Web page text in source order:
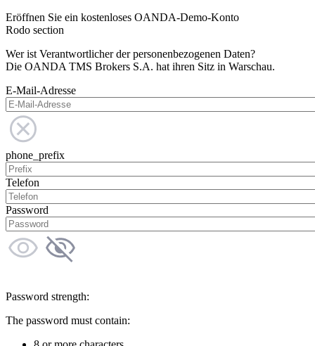
Eröffnen Sie ein kostenloses OANDA-Demo-Konto
Rodo section
Wer ist Verantwortlicher der personenbezogenen Daten?
Die OANDA TMS Brokers S.A. hat ihren Sitz in Warschau.
E-Mail-Adresse
phone_prefix
Telefon
Password
Password strength:
The password must contain: